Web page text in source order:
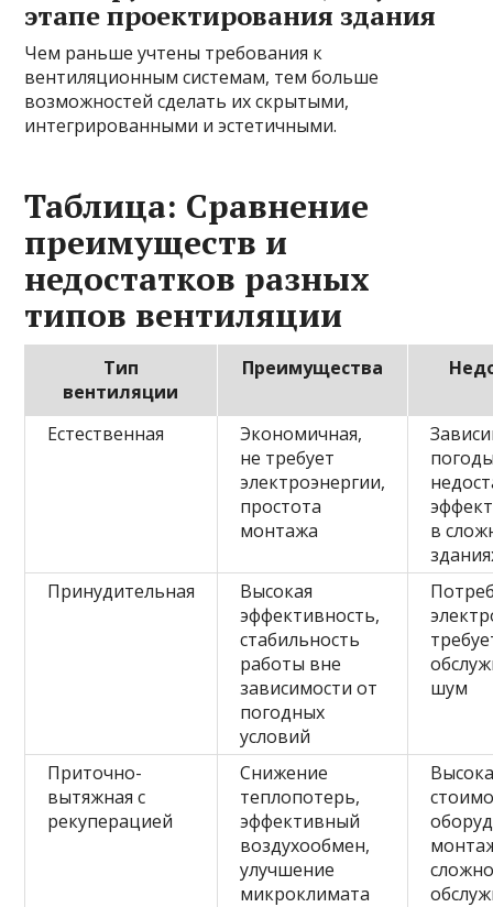
этапе проектирования здания
Чем раньше учтены требования к
вентиляционным системам, тем больше
возможностей сделать их скрытыми,
интегрированными и эстетичными.
Таблица: Сравнение
преимуществ и
недостатков разных
типов вентиляции
Тип
вентиляции
Преимущества
Естественная
Экономичная,
не требует
электроэнергии,
простота
монтажа
в
Принудительная
Высокая
эффективность,
стабильность
работы вне
зависимости от
погодных
условий
шум
Приточно-
вытяжная с
рекуперацией
Снижение
теплопотерь,
эффективный
воздухообмен,
улучшение
микроклимата